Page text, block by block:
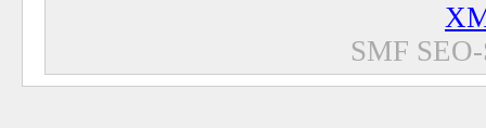
SMF